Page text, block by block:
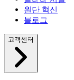
원단 혁신
블로그
고객센터